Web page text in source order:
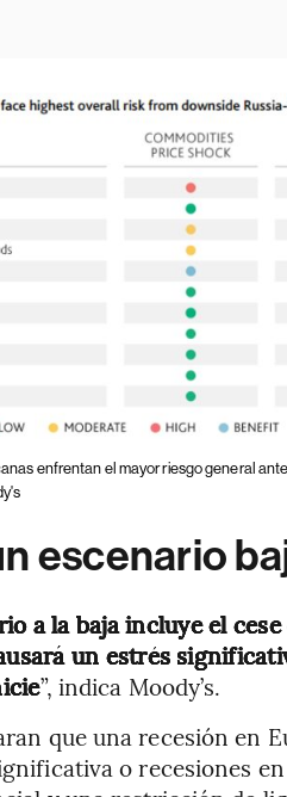
enfrentan el mayor riesgo general
escenario
a la baja incluye el
un estrés
”, indica Moody’s.
que una recesión en
o recesiones